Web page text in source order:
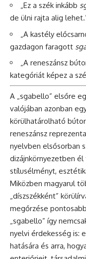
„Ez a szék inkább
de ülni rajta alig
„A kastély
gazdagon faragott
„A reneszánsz
kategóriát képez a
A „sgabello” elsőre
valójában azonban
körülhatárolható
reneszánsz
nyelvben elsősorban
dizájnkörnyezetben
stílusélményt,
Miközben magyarul
„díszszékként”
megőrzése
„sgabello” így
nyelvi érdekesség is:
hatására és arra,